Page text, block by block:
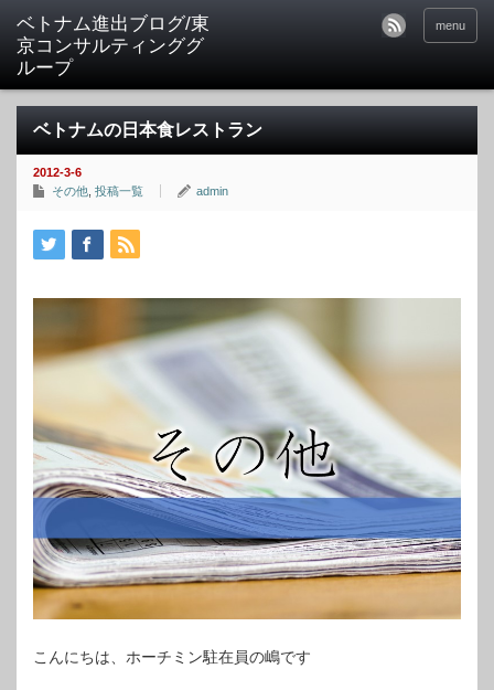
ベトナム進出ブログ/東
京コンサルティンググ
ループ
menu
ベトナムの日本食レストラン
2012-3-6
その他 投稿一覧 admin
こんにちは、ホーチミン駐在員の嶋です